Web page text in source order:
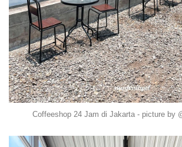
Coffeeshop 24 Jam di Jakarta - picture by